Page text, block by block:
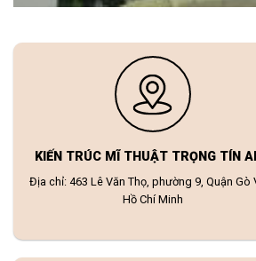
KIẾN TRÚC MĨ THUẬT TRỌNG TÍN
Địa chỉ: 463 Lê Văn Thọ, phường 9, Quận Gò
Hồ Chí Minh